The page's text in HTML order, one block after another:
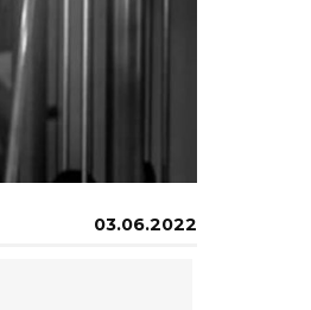
03.06.2022